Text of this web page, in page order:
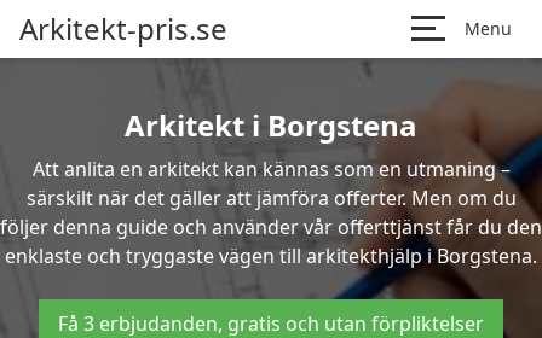
Arkitekt-pris.se Menu
Arkitekt i Borgstena
Att anlita en arkitekt kan kännas som en utmaning –
särskilt när det gäller att jämföra offerter. Men om du
följer denna guide och använder vår offerttjänst får du den
enklaste och tryggaste vägen till arkitekthjälp i Borgstena.
Få 3 erbjudanden, gratis och utan förpliktelser